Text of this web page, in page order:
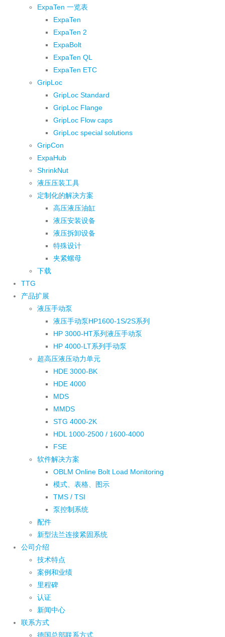
ExpaTen 一览表
ExpaTen
ExpaTen 2
ExpaBolt
ExpaTen QL
ExpaTen ETC
GripLoc
GripLoc Standard
GripLoc Flange
GripLoc Flow caps
GripLoc special solutions
GripCon
ExpaHub
ShrinkNut
液压压装工具
定制化的解决方案
高压液压油缸
液压安装设备
液压拆卸设备
特殊设计
夹紧螺母
下载
TTG
产品扩展
液压手动泵
液压手动泵HP1600-1S/2S系列
HP 3000-HT系列液压手动泵
HP 4000-LT系列手动泵
超高压液压动力单元
HDE 3000-BK
HDE 4000
MDS
MMDS
STG 4000-2K
HDL 1000-2500 / 1600-4000
FSE
软件解决方案
OBLM Online Bolt Load Monitoring
模式、表格、图示
TMS / TSI
泵控制系统
配件
新型法兰连接紧固系统
公司介绍
技术特点
案例和业绩
里程碑
认证
新闻中心
联系方式
德国总部联系方式